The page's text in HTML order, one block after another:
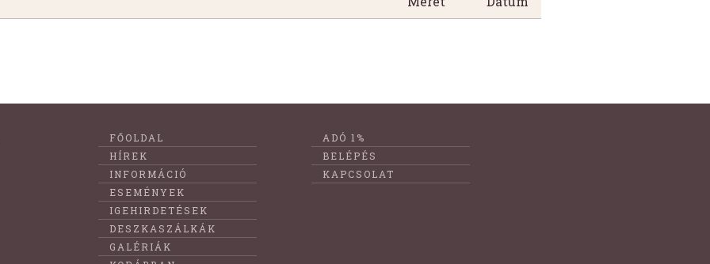
Lábléc
menüje
FŐOLDAL
HÍREK
INFORMÁCIÓ
ESEMÉNYEK
IGEHIRDETÉSEK
DESZKASZÁLKÁK
GALÉRIÁK
ADÓ 1%
BELÉPÉS
KAPCSOLAT